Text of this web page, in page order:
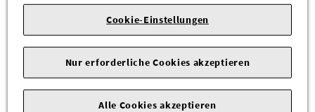
Cookie-Einstellungen
Nur erforderliche Cookies akzeptieren
Alle Cookies akzeptieren